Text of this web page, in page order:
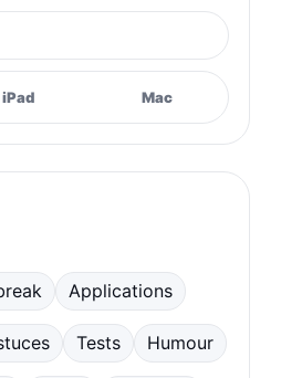
iPad Mac
Applications
Tests Humour